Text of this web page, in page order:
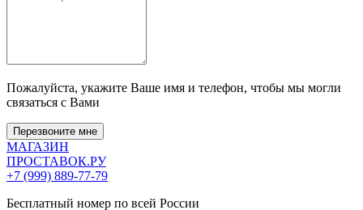
Пожалуйста, укажите Ваше имя и телефон, чтобы мы могли
связаться с Вами
Перезвоните мне
МАГАЗИН
ПРОСТАВОК.РУ
+7 (999) 889-77-79
Бесплатный номер по всей России